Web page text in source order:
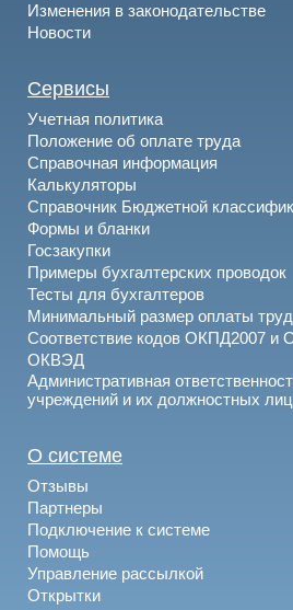
Изменения в законодательстве
Новости
Сервисы
Учетная политика
Положение об оплате труда
Справочная информация
Калькуляторы
Справочник Бюджетной
Формы и бланки
Госзакупки
Примеры бухгалтерских проводок
Тесты для бухгалтеров
Минимальный размер оплаты
Соответствие кодов ОКПД2007 и
ОКВЭД
Административная
учреждений и их должностных лиц
О системе
Отзывы
Партнеры
Подключение к системе
Помощь
Управление рассылкой
Открытки